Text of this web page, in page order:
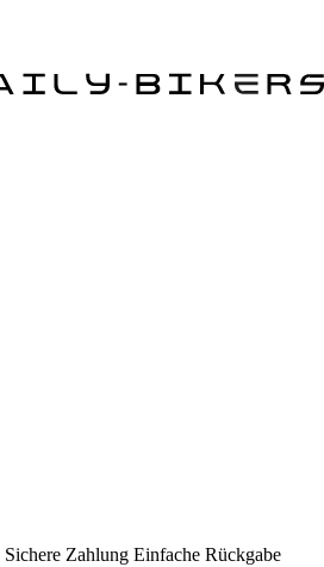
Sichere Zahlung Einfache Rückgabe